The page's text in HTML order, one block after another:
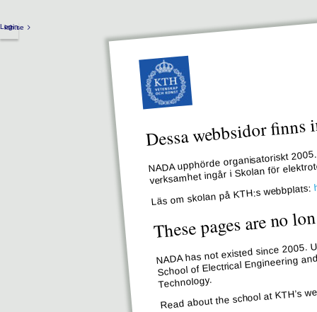
kth.se
Login
Dessa webbsidor
NADA upphörde organisatoriskt
verksamhet ingår i Skolan för
Läs om skolan på KTH:s webbplats:
These pages are no
NADA has not existed since
School of Electrical Engineering
Technology.
Read about the school at KTH’s